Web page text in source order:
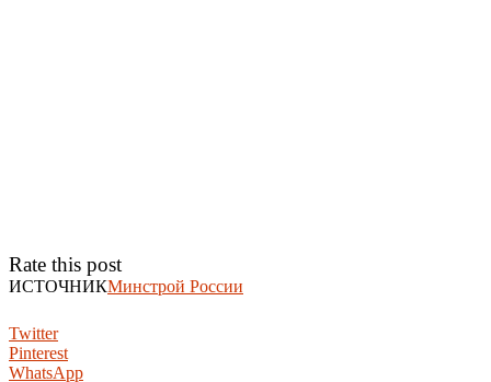
Rate this post
ИСТОЧНИКМинстрой России
Twitter
Pinterest
WhatsApp